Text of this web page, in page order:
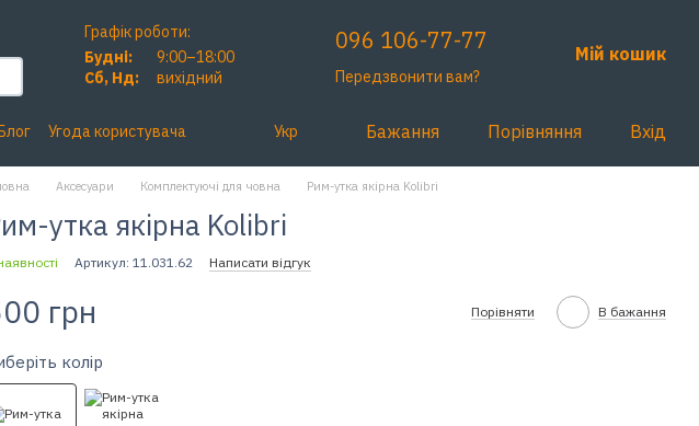
Графік роботи:
Будні:
9:00–18:00
Сб, Нд:
вихідний
096 106-77-77
Передзвонити вам?
Мій кошик
Угода користувача Укр Бажання Порівняння Вхід
Аксесуари Комплектуючі для човна Рим-утка якірна Kolibri
утка якірна Kolibri
Артикул: 11.031.62 Написати відгук
грн Порівняти В бажання
колір